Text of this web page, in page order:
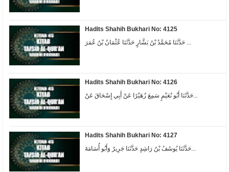
Hadits Shahih Bukhari No: 4125
حَدَّثَنَا مُحَمَّدُ بْنُ بَشَّارٍ حَدَّثَنَا عُثْمَانُ بْنُ عُمَرَ ...
Hadits Shahih Bukhari No: 4126
حَدَّثَنَا أَبُو نُعَيْمٍ سَمِعَ زُهَيْرًا عَنْ أَبِي إِسْحَاقَ عَنْ...
Hadits Shahih Bukhari No: 4127
حَدَّثَنَا يُوسُفُ بْنُ رَاشِدٍ حَدَّثَنَا جَرِيرٌ وَأَبُو أُسَامَةَ...